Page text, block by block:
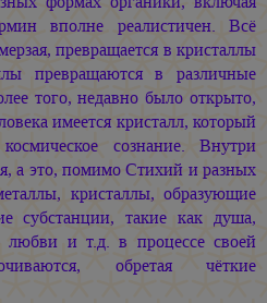
вполне реалистичен. Всё
превращается в кристаллы
превращаются в различные
того, недавно было открыто,
имеется кристалл, который
сознание. Внутри
а это, помимо Стихий и разных
кристаллы, образующие
субстанции, такие как душа,
любви и т.д. в процессе своей
обретая чёткие